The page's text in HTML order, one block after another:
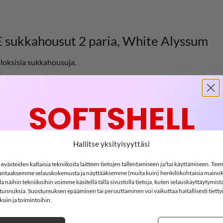
Hallitse yksityisyyttäsi
kaltaisia tekniikoita laitteen tietojen tallentamiseen ja/tai käyttämiseen.
selauskokemusta ja näyttääksemme (muita kuin) henkilökohtaisia
näihin tekniikoihin voimme käsitellä tällä sivustolla tietoja, kuten
Suostumuksen epääminen tai peruuttaminen voi vaikuttaa haitallisesti
ja toimintoihin.
2 paria, White Alyssum
sukkahousuja.
LISÄÄ
SOFTSHELL
-15%
15% ALENNUS KOODILLA:SOFTSHELL15
2